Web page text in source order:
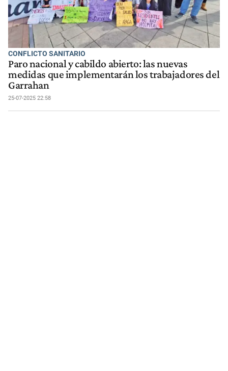
CONFLICTO SANITARIO
Paro nacional y cabildo abierto: las nuevas
medidas que implementarán los trabajadores del
Garrahan
25-07-2025 22:58